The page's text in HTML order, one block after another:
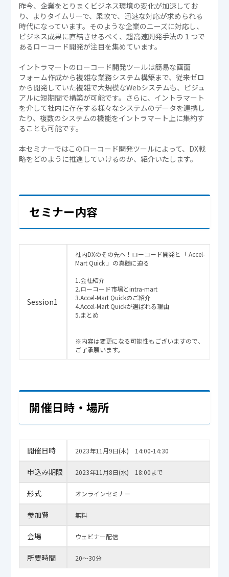
昨今、企業をとりまくビジネス環境の変化が加速してお
り、よりタイムリーで、柔軟で、迅速な対応が求められる
時代になっています。そのような企業のニーズに対応し、
ビジネス成果に直結させるべく、超高速開発手法の１つで
あるローコード開発が注目を集めています。
イントラマートのローコード開発ツールは簡易な画面
フォーム作成から複雑な業務システム構築まで、従来ゼロ
から開発していた複雑で大規模なWebシステムも、ビジュ
アルに短期間で構築が可能です。さらに、イントラマート
を介して社内に存在する様々なシステムのデータを連携し
たり、複数のシステムの機能をイントラマート上に集約す
ることも可能です。
本セミナーではこのローコード開発ツールによって、DX戦
略をどのように推進していけるのか、紹介いたします。
セミナー内容
Session1
社内DXのその先へ！ローコード開発と「 Accel-
Mart Quick 」の真髄に迫る
1.会社紹介
2.ローコード市場とintra-mart
3.Accel-Mart Quickのご紹介
4.Accel-Mart Quickが選ばれる理由
5.まとめ
※内容は変更になる可能性もございますので、
ご了承願います。
開催日時・場所
開催日時 2023年11月9日(木) 14:00-14:30
申込み期限 2023年11月8日(水) 18:00まで
形式 オンラインセミナー
参加費 無料
会場 ウェビナー配信
所要時間 20～30分